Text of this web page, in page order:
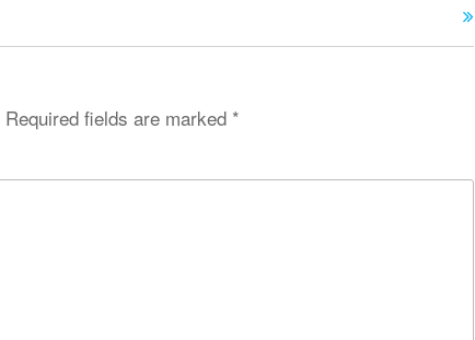
Required fields are marked *